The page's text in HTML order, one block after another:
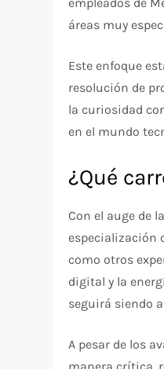
áreas muy
Este enfoque
resolución de
la curiosidad
en el mundo
¿Qué
Con el auge de
especialización
como otros
digital y la
seguirá siendo
A pesar de los